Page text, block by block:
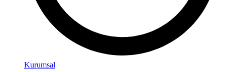
Kurumsal